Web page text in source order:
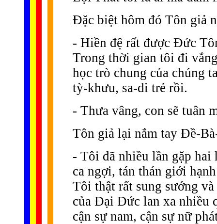
Ðặc biệt hôm đó Tôn giả
- Hiền đệ rất được Ðức
Trong thời gian tôi đi
học trò chung của chúng
tỳ-khưu, sa-di trẻ rồi.
- Thưa vâng, con sẽ tuân
Tôn giả lại nắm tay Ðề-
- Tôi đã nhiều lần gặp hai
ca ngợi, tán thán giới
Tôi thật rất sung sướng
của Ðại Ðức lan xa nhiều
cận sự nam, cận sự nữ